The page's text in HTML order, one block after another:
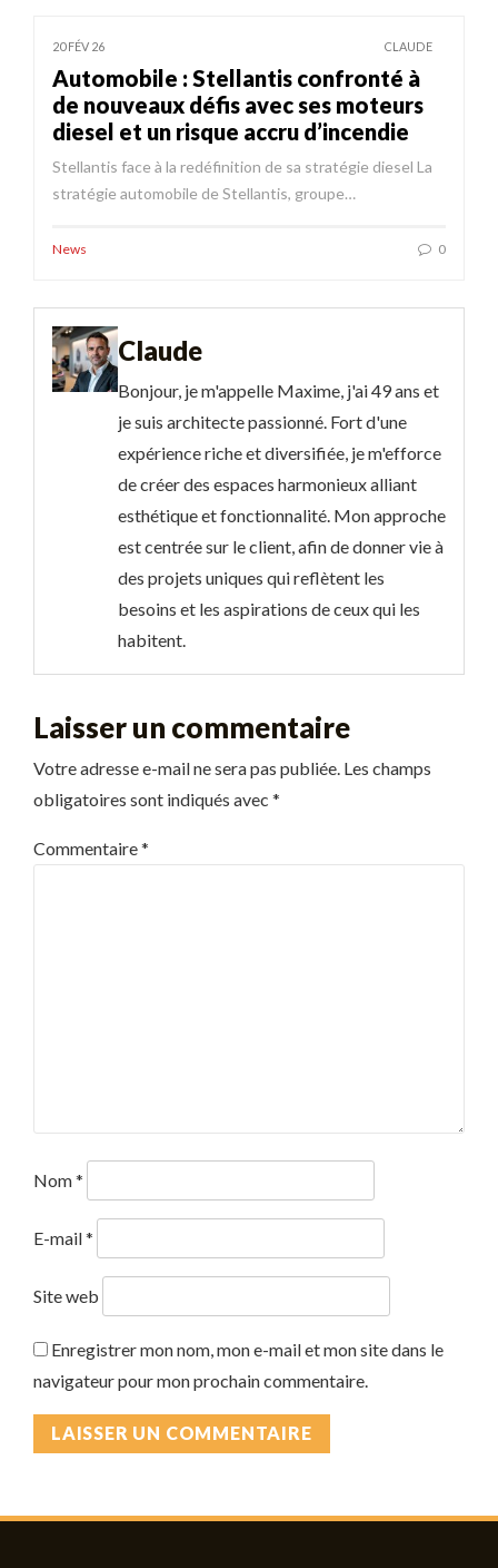
20 FÉV 26 CLAUDE
Automobile : Stellantis confronté à
de nouveaux défis avec ses moteurs
diesel et un risque accru d’incendie
Stellantis face à la redéfinition de sa stratégie diesel La
stratégie automobile de Stellantis, groupe…
News 0
Claude
Bonjour, je m'appelle Maxime, j'ai 49 ans et
je suis architecte passionné. Fort d'une
expérience riche et diversifiée, je m'efforce
de créer des espaces harmonieux alliant
esthétique et fonctionnalité. Mon approche
est centrée sur le client, afin de donner vie à
des projets uniques qui reflètent les
besoins et les aspirations de ceux qui les
habitent.
Laisser un commentaire
Votre adresse e-mail ne sera pas publiée. Les champs
obligatoires sont indiqués avec *
Commentaire*
Nom*
E-mail*
Site web
Enregistrer mon nom, mon e-mail et mon site dans le
navigateur pour mon prochain commentaire.